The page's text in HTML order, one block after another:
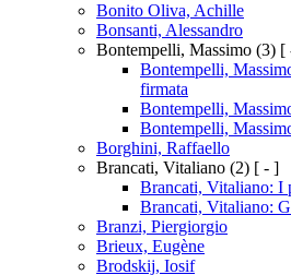
Bonito Oliva, Achille
Bonsanti, Alessandro
Bontempelli, Massimo (3) [
Bontempelli,
firmata
Bontempelli,
Bontempelli,
Borghini, Raffaello
Brancati, Vitaliano (2) [ - ]
Brancati, Vitaliano: I
Brancati, Vitaliano:
Branzi, Piergiorgio
Brieux, Eugène
Brodskij, Iosif